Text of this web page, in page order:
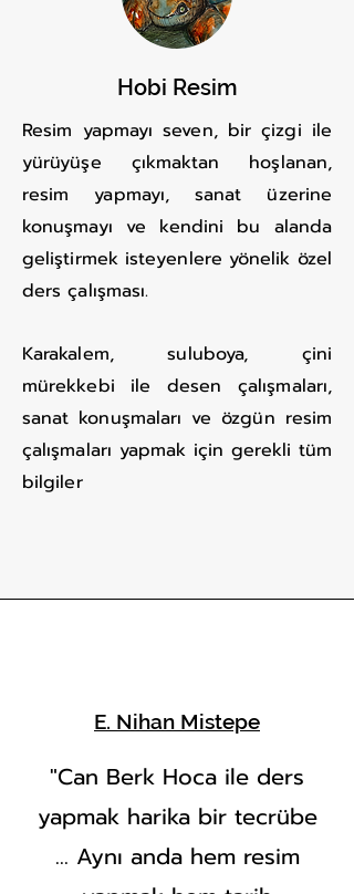
Hobi Resim
Resim yapmayı seven, bir çizgi ile
yürüyüşe çıkmaktan hoşlanan,
resim yapmayı, sanat üzerine
konuşmayı ve kendini bu alanda
geliştirmek isteyenlere yönelik özel
ders çalışması.
Karakalem, suluboya, çini
mürekkebi ile desen çalışmaları,
sanat konuşmaları ve özgün resim
çalışmaları yapmak için gerekli tüm
bilgiler
E. Nihan Mistepe
"Can Berk Hoca ile ders
yapmak harika bir tecrübe
… Aynı anda hem resim